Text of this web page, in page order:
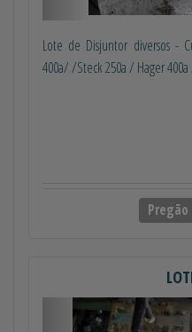
Lote de Disjuntor diversos -
400a/ /Steck 250a / Hager
Anterior